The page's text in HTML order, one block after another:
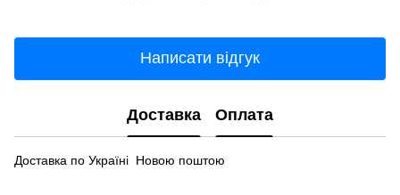
Написати відгук
Доставка Оплата
Доставка по Україні Новою поштою